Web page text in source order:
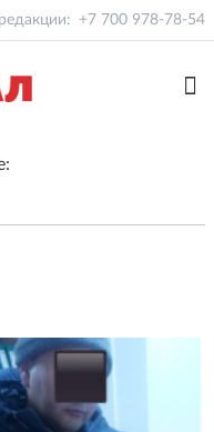
+7 700 978-78-54